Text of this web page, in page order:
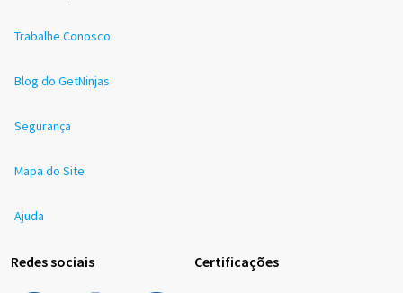
Trabalhe Conosco
Blog do GetNinjas
Segurança
Mapa do Site
Ajuda
Redes sociais Certificações